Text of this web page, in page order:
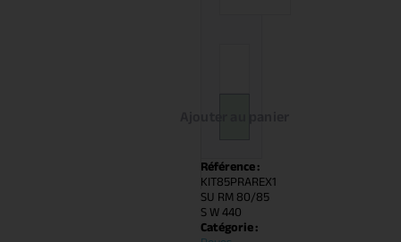
Référence :
KIT85PRAREX1
SU RM 80/85
S W 440
Catégorie :